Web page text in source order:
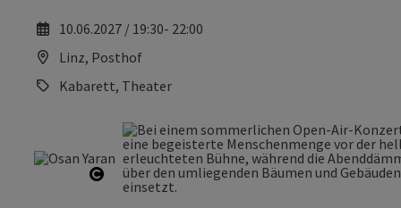
10.06.2027 / 19:30- 22:00
Linz, Posthof
Kabarett, Theater
Copyright öffnen